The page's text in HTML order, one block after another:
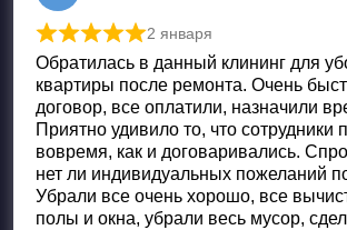
Оценка из 5
2 января
Обратилась в данный клининг для
квартиры после ремонта. Очень
договор, все оплатили, назначили
Приятно удивило то, что сотрудники
вовремя, как и договаривались.
нет ли индивидуальных пожеланий
Убрали все очень хорошо, все
полы и окна, убрали весь мусор,